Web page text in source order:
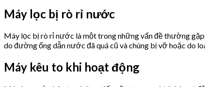
Máy lọc bị rò rỉ nước
Máy lọc bị rò rỉ nước là một trong những vấn đề thường
do đường ống dẫn nước đã quá cũ và chúng bị vỡ hoặc do
Máy kêu to khi hoạt động